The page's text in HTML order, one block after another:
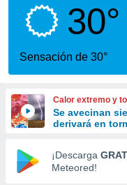
que se
calidad.
a este
las
y
forma
digital
basada
30°
Sensación de 30°
Calor extremo y
Se avecinan
derivará en
¡Descarga
Meteored!